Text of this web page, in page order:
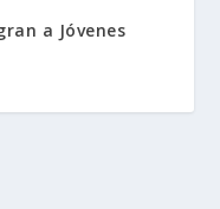
a Jóvenes